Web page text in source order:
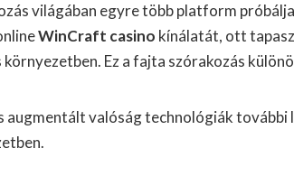
világában egyre több platform
WinCraft casino kínálatát, ott
Ez a fajta szórakozás
augmentált valóság technológiák